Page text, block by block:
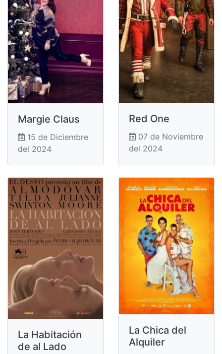
Margie Claus
15 de Diciembre
del 2024
Red One
07 de Noviembre
del 2024
La Habitación
de al Lado
La Chica del
Alquiler